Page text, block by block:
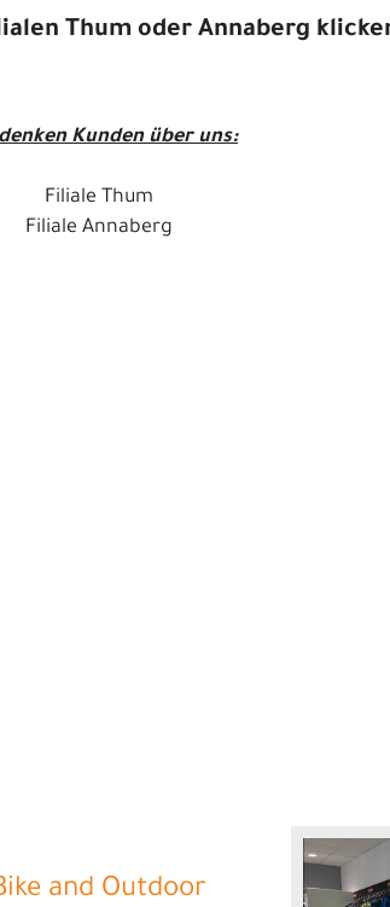
Thum oder Annaberg
Kunden über uns:
Filiale Thum
Filiale Annaberg
and Outdoor